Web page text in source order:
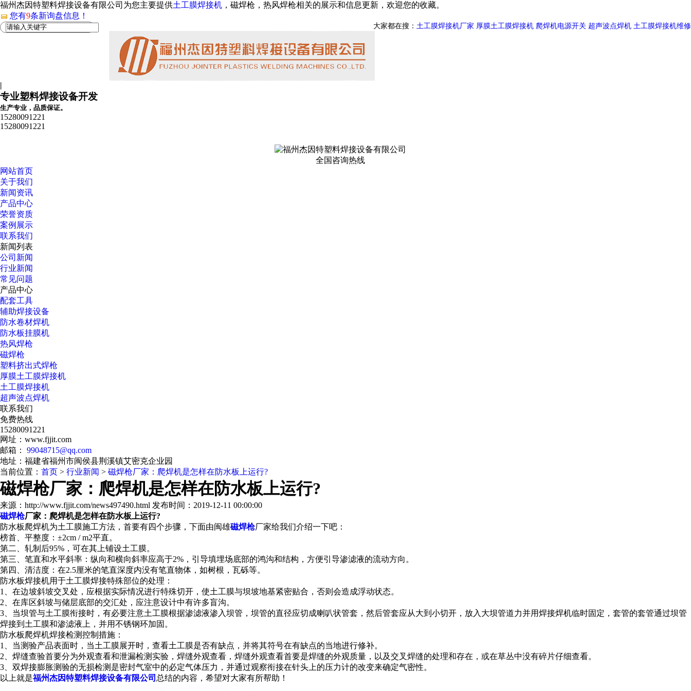
福州杰因特塑料焊接设备有限公司为您主要提供土工膜焊接机 ，磁焊枪，热风焊枪相关的展示和信息更新，欢迎您的收藏。
您有9条新询盘信息！
大家都在搜： 土工膜焊接机厂家 厚膜土工膜焊接机 爬焊机电源开关 超声波点焊机 土工膜焊接机维修
|
专业塑料焊接设备开发
生产专业，品质保证。
15280091221
15280091221
全国咨询热线
网站首页
关于我们
新闻资讯
产品中心
荣誉资质
案例展示
联系我们
新闻列表
公司新闻
行业新闻
常见问题
产品中心
配套工具
辅助焊接设备
防水卷材焊机
防水板挂膜机
热风焊枪
磁焊枪
塑料挤出式焊枪
厚膜土工膜焊接机
土工膜焊接机
超声波点焊机
联系我们
免费热线
15280091221
网址：www.fjjit.com
邮箱： 99048715@qq.com
地址：福建省福州市闽侯县荆溪镇艾密克企业园
当前位置： 首页 > 行业新闻 > 磁焊枪厂家：爬焊机是怎样在防水板上运行?
磁焊枪厂家：爬焊机是怎样在防水板上运行?
来源：http://www.fjjit.com/news497490.html 发布时间：2019-12-11 00:00:00
磁焊枪厂家：爬焊机是怎样在防水板上运行?
防水板爬焊机为土工膜施工方法，首要有四个步骤，下面由闽雄磁焊枪厂家给我们介绍一下吧：
榜首、平整度：±2cm / m2平直。
第二、轧制后95%，可在其上铺设土工膜。
第三、笔直和水平斜率：纵向和横向斜率应高于2%，引导填埋场底部的鸿沟和结构，方便引导渗滤液的流动方向。
第四、清洁度：在2.5厘米的笔直深度内没有笔直物体，如树根，瓦砾等。
防水板焊接机用于土工膜焊接特殊部位的处理：
1、在边坡斜坡交叉处，应根据实际情况进行特殊切开，使土工膜与坝坡地基紧密贴合，否则会造成浮动状态。
2、在库区斜坡与储层底部的交汇处，应注意设计中有许多盲沟。
3、当坝管与土工膜衔接时，有必要注意土工膜根据渗滤液渗入坝管，坝管的直径应切成喇叭状管套，然后管套应从大到小切开，放入大坝管道力并用焊接焊机临时固定，套管的套管通过坝管
焊接到土工膜和渗滤液上，并用不锈钢环加固。
防水板爬焊机焊接检测控制措施：
1、当测验产品表面时，当土工膜展开时，查看土工膜是否有缺点，并将其符号在有缺点的当地进行修补。
2、焊缝查验首要分为外观查看和泄漏检测实验，焊缝外观查看，焊缝外观查看首要是焊缝的外观质量，以及交叉焊缝的处理和存在，或在草丛中没有碎片仔细查看。
3、双焊接膨胀测验的无损检测是密封气室中的必定气体压力，并通过观察衔接在针头上的压力计的改变来确定气密性。
以上就是福州杰因特塑料焊接设备有限公司 总结的内容，希望对大家有所帮助！